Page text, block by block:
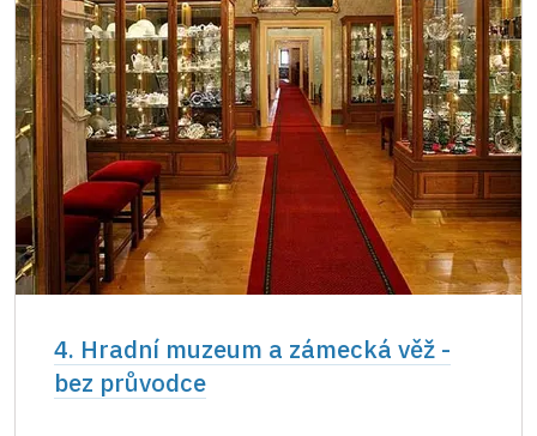
4. Hradní muzeum a zámecká věž -
bez průvodce